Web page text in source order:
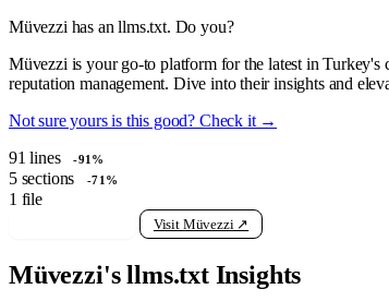
Müvezzi has an llms.txt. Do you?
Müvezzi is your go-to platform for the latest in Turkey's
reputation management. Dive into their insights and
Not sure yours is this good? Check it →
91 lines -91%
5 sections -71%
1 file
Visit Müvezzi ↗
Müvezzi's llms.txt Insights